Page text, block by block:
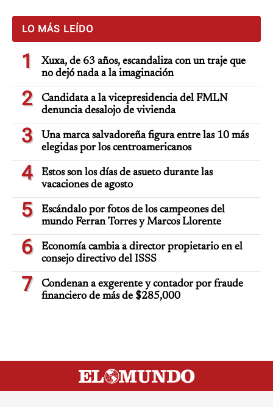
LO MÁS LEÍDO
1
Xuxa, de 63 años, escandaliza con un traje que
no dejó nada a la imaginación
2
Candidata a la vicepresidencia del FMLN
denuncia desalojo de vivienda
3
Una marca salvadoreña figura entre las 10 más
elegidas por los centroamericanos
4
Estos son los días de asueto durante las
vacaciones de agosto
5
Escándalo por fotos de los campeones del
mundo Ferran Torres y Marcos Llorente
6
Economía cambia a director propietario en el
consejo directivo del ISSS
7
Condenan a exgerente y contador por fraude
financiero de más de $285,000